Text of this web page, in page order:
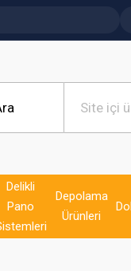
Delikli
Pano
Depolama
Ürünleri